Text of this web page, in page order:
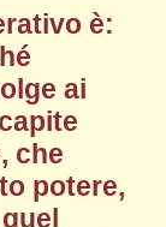
è:
ai
che
potere,